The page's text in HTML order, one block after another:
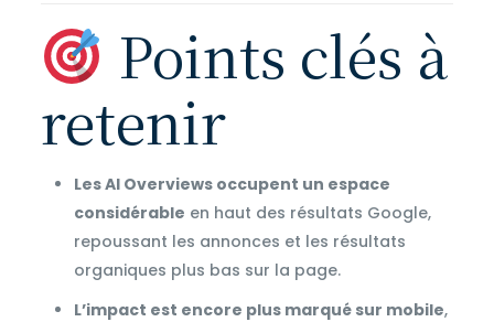
Points clés à
retenir
Les AI Overviews occupent un espace
considérable en haut des résultats Google,
repoussant les annonces et les résultats
organiques plus bas sur la page.
L’impact est encore plus marqué sur mobile,